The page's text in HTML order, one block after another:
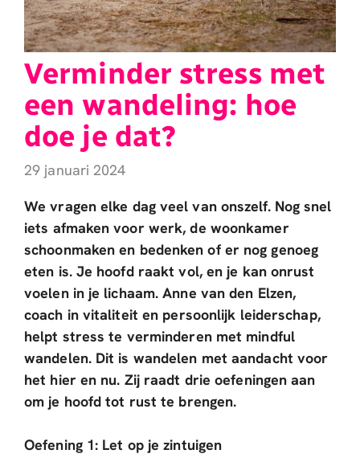
Verminder stress met
een wandeling: hoe
doe je dat?
29 januari 2024
We vragen elke dag veel van onszelf. Nog snel
iets afmaken voor werk, de woonkamer
schoonmaken en bedenken of er nog genoeg
eten is. Je hoofd raakt vol, en je kan onrust
voelen in je lichaam. Anne van den Elzen,
coach in vitaliteit en persoonlijk leiderschap,
helpt stress te verminderen met mindful
wandelen. Dit is wandelen met aandacht voor
het hier en nu. Zij raadt drie oefeningen aan
om je hoofd tot rust te brengen.
Oefening 1: Let op je zintuigen